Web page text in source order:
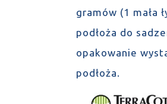
gramów (1 mała
podłoża do
opakowanie
podłoża.